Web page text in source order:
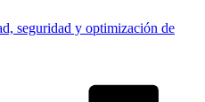
seguridad y optimización de